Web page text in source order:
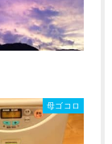
母ゴコロ